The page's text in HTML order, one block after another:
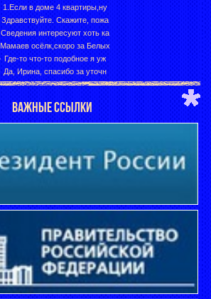
1.Если в доме 4 квартиры,ну
Здравствуйте. Скажите, пожа
Сведения интересуют хоть ка
Мамаев осёлк,скоро за Белых
Где-то что-то подобное я уж
Да, Ирина, спасибо за уточн
ВАЖНЫЕ ССЫЛКИ